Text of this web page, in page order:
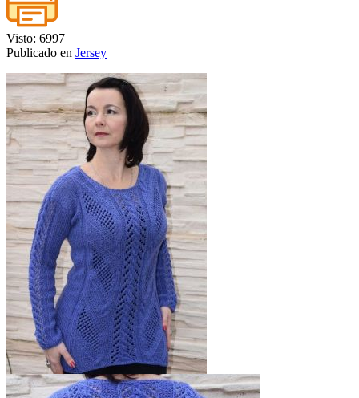
Visto: 6997
Publicado en Jersey